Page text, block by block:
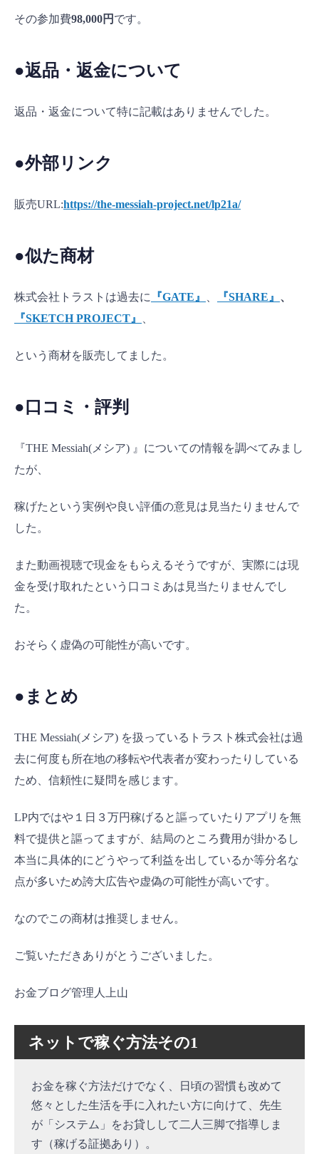
その参加費98,000円 です。
●返品・返金について
返品・返金について特に記載はありませんでした。
●外部リンク
販売URL:https://the-messiah-project.net/lp21a/
●似た商材
株式会社トラストは過去に 『GATE』 『SHARE』 、
『SKETCHPROJECT』
という商材を販売してました。
●口コミ・評判
『THE Messiah(メシア) 』についての情報を調べてみまし
たが、
稼げたという実例や良い評価の意見は見当たりませんで
した。
また動画視聴で現金をもらえるそうですが、実際には現
金を受け取れたという口コミあは見当たりませんでし
た。
おそらく虚偽の可能性が高いです。
●まとめ
THE Messiah(メシア) を扱っているトラスト株式会社は過
去に何度も所在地の移転や代表者が変わったりしている
ため、信頼性に疑問を感じます。
LP内ではや１日３万円稼げると謳っていたりアプリを無
料で提供と謳ってますが、結局のところ費用が掛かるし
本当に具体的にどうやって利益を出しているか等分名な
点が多いため誇大広告や虚偽の可能性が高いです。
なのでこの商材は推奨しません。
ご覧いただきありがとうございました。
お金ブログ管理人上山
ネットで稼ぐ方法その1
お金を稼ぐ方法だけでなく、日頃の習慣も改めて
悠々とした生活を手に入れたい方に向けて、先生
が「システム」をお貸しして二人三脚で指導しま
す（稼げる証拠あり）。